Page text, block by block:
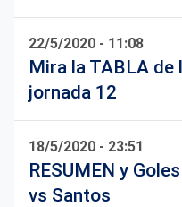
22/5/2020 - 11:08
Mira la TABLA de
jornada 12
18/5/2020 - 23:51
RESUMEN y
vs Santos